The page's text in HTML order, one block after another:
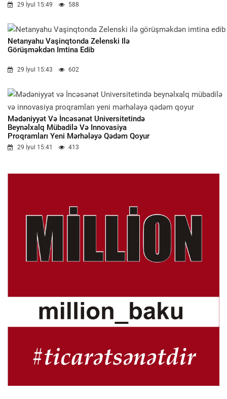
29 İyul 15:49 588
Netanyahu Vaşinqtonda Zelenski Ilə
Görüşməkdən Imtina Edib
29 İyul 15:43 602
Mədəniyyət Və İncəsənət Universitetində
Beynəlxalq Mübadilə Və Innovasiya
Proqramları Yeni Mərhələyə Qədəm Qoyur
29 İyul 15:41 413